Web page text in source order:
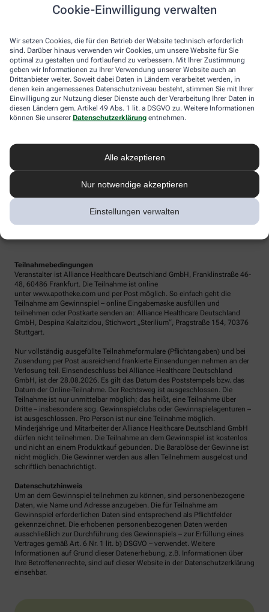
Cookie-Einwilligung verwalten
Wir setzen Cookies, die für den Betrieb der Website technisch erforderlich
sind. Darüber hinaus verwenden wir Cookies, um unsere Website für Sie
optimal zu gestalten und fortlaufend zu verbessern. Mit Ihrer Zustimmung
geben wir Informationen zu Ihrer Verwendung unserer Website auch an
Drittanbieter weiter. Soweit dabei Daten in Ländern verarbeitet werden, in
denen kein angemessenes Datenschutzniveau besteht, stimmen Sie mit Ihrer
Einwilligung zur Nutzung dieser Dienste auch der Verarbeitung Ihrer Daten in
diesen Ländern gem. Artikel 49 Abs. 1 lit. a DSGVO zu. Weitere Informationen
können Sie unserer Datenschutzerklärung entnehmen.
Alle akzeptieren
Nur notwendige akzeptieren
Einstellungen verwalten
Teilnahmebedingungen
Veranstalter ist Alliance Healthcare Deutschland GmbH, Franklinstraße 46-
48, 60486 Frankfurt. Die Teilnahme ist online
unter www.apotheke.com und per Post möglich. So einfach geht die
Teilnahme am Gewinnspiel – online Eingabemaske ausfüllen und
teilnehmen oder Postkarte senden an: Alliance Healthcare Deutschland
GmbH, Despina Kalaitzidou, Stichwort „Sterilium“, Pragstraße 154, 70376
Stuttgart.
Nur vollständig ausgefüllte Teilnahmeformulare (Pflichtangaben) und bei
Zusendung per Post ausreichend frankierte Einsendungen nehmen an der
Verlosung teil. Einsendeschluss bei Alliance Healthcare Deutschland
GmbH, ist der 28.08.2026. Es gilt das Datum des Poststempels bzw. das
Datum der Online-Teilnahme. Der Rechtsweg ist ausgeschlossen. Die
Teilnahme ist nur unmittelbar möglich; das heißt, eine Teilnahme über
Dritte – insbesondere sog. Gewinnspielclubs oder Gewinnspielagenturen –
ist ausgeschlossen. Pro Person ist nur eine Teilnahme möglich.
Minderjährige und Mitarbeiter der Alliance Healthcare Deutschland GmbH
dürfen nicht teilnehmen. Die Teilnahme an dem Gewinnspiel ist kostenlos
und nicht an einem Produktkauf gebunden. Die Barablöse der Gewinne ist
nicht möglich. Die Gewinner werden aus allen Teilnehmern ausgelost und
schriftlich benachrichtigt.
Datenschutzhinweis
Um an dem Gewinnspiel teilnehmen zu können, sind personenbezogene
Daten, wie Name und Adresse anzugeben. Die für Teilnahme am
Gewinnspiel erforderlichen Daten sind entsprechend als Pflichtfelder
gekennzeichnet. Die erhobenen personenbezogenen Daten werden
ausschließlich zur Durchführung des Gewinnspiels – zur Erfüllung eines
Vertrages gemäß Art. 6 Nr. 1 lit. b) DSGVO – verwendet. Weitere
Informationen auf Grund dieser Datenerhebung, z.B. Informationen über
Ihre Betroffenenrechte, sind auf dieser Website in der Datenschutzerklärung
einsehbar.